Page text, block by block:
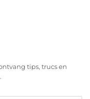
tips, trucs en